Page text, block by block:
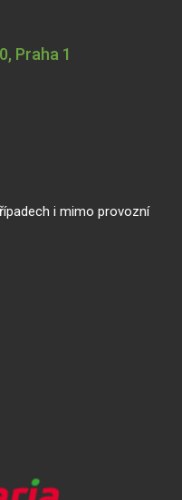
Praha 1
i mimo provozní